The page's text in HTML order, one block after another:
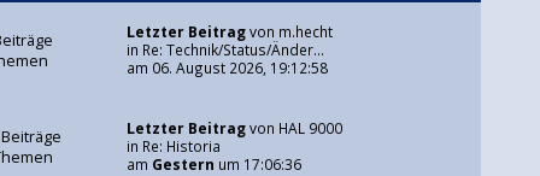
Letzter Beitragvon m.hecht
in Re: Technik/Status/Änder...
am 06. August 2026, 19:12:58
Letzter Beitragvon HAL 9000
in Re: Historia
am Gestern um 17:06:36